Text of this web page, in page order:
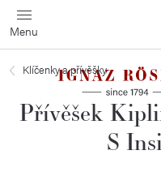
Přejít
na
obsah
Klíčenky a přívěšky
Přívěšek
S